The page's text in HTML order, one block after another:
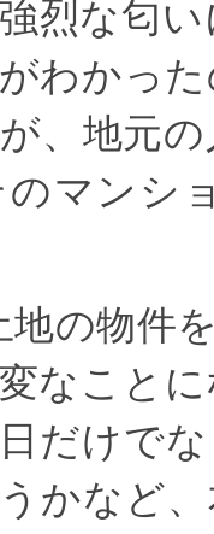
烈な匂
わかっ
、地元
マンシ
地の物件
なこと
だけで
かなど